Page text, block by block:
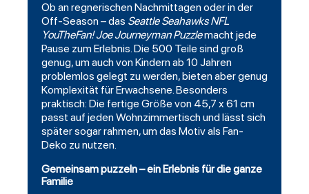
Ob an regnerischen Nachmittagen oder in der
Off-Season – das Seattle Seahawks NFL
YouTheFan! Joe Journeyman Puzzlemacht jede
Pause zum Erlebnis. Die 500 Teile sind groß
genug, um auch von Kindern ab 10 Jahren
problemlos gelegt zu werden, bieten aber genug
Komplexität für Erwachsene. Besonders
praktisch: Die fertige Größe von 45,7 x 61 cm
passt auf jeden Wohnzimmertisch und lässt sich
später sogar rahmen, um das Motiv als Fan-
Deko zu nutzen.
Gemeinsam puzzeln – ein Erlebnis für die ganze
Familie